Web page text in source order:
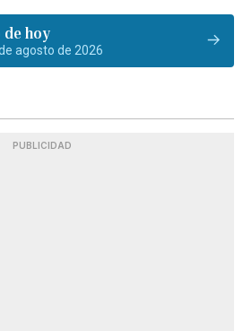
de hoy
agosto de 2026
PUBLICIDAD